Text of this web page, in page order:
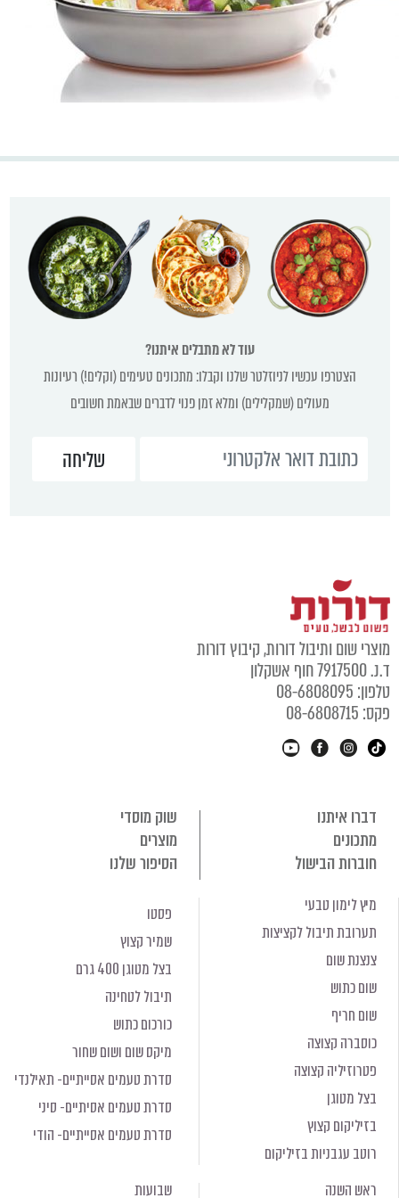
עוד לא מתבלים איתנו?
הצטרפו עכשיו לניוזלטר שלנו וקבלו: מתכונים טעימים (וקלים!) רעיונות
מעולים (שמקלילים) ומלא זמן פנוי לדברים שבאמת חשובים
שום ותיבול דורות, קיבוץ דורות
חוף אשקלון
08-6808095
08-6808715
דברו איתנו
שוק מוסדי
מתכונים
מוצרים
חוברות הבישול
הסיפור שלנו
מיץ לימון טבעי
תערובת תיבול לקציצות
צנצנת שום
שום כתוש
שום חריף
כוסברה קצוצה
פטרוזיליה קצוצה
בצל מטוגן
בזיליקום קצוץ
רוטב עגבניות בזיליקום
פסטו
שמיר קצוץ
בצל מטוגן 400 גרם
תיבול לטחינה
כורכום כתוש
מיקס שום ושום שחור
סדרת טעמים אסייתיים- תאילנדי
סדרת טעמים אסיתיים- סיני
סדרת טעמים אסייתיים- הודי
ראש השנה שבועות